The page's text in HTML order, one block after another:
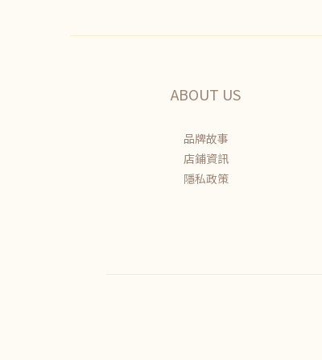
ABOUT US
品牌故事
店鋪資訊
隱私政策